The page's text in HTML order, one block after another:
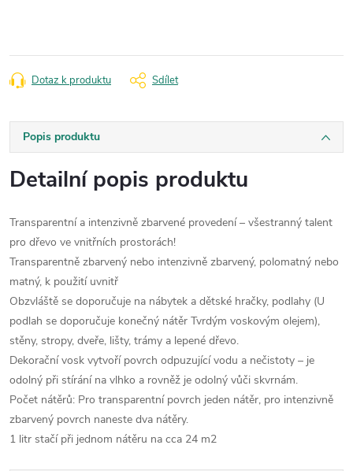
Dotaz k produktu Sdílet
Popis produktu
Detailní popis produktu
Transparentní a intenzivně zbarvené provedení – všestranný talent
pro dřevo ve vnitřních prostorách!
Transparentně zbarvený nebo intenzivně zbarvený, polomatný nebo
matný, k použití uvnitř
Obzvláště se doporučuje na nábytek a dětské hračky, podlahy (U
podlah se doporučuje konečný nátěr Tvrdým voskovým olejem),
stěny, stropy, dveře, lišty, trámy a lepené dřevo.
Dekorační vosk vytvoří povrch odpuzující vodu a nečistoty – je
odolný při stírání na vlhko a rovněž je odolný vůči skvrnám.
Počet nátěrů: Pro transparentní povrch jeden nátěr, pro intenzivně
zbarvený povrch naneste dva nátěry.
1 litr stačí při jednom nátěru na cca 24 m2